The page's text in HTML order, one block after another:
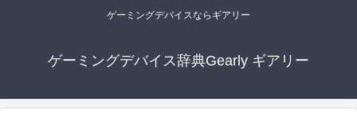
ゲーミングデバイスならギアリー
ゲーミングデバイス辞典Gearly ギアリー